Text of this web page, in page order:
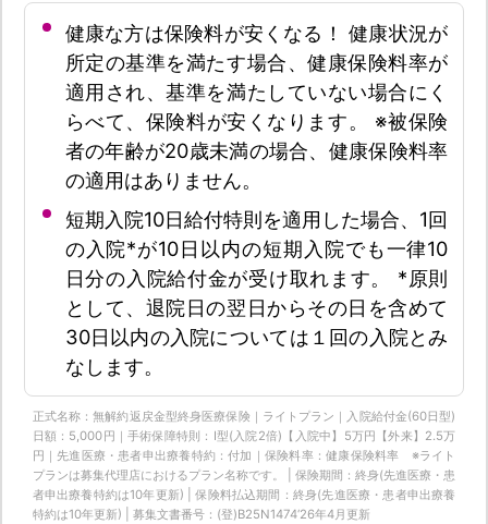
健康な方は保険料が安くなる！ 健康状況が
所定の基準を満たす場合、健康保険料率が
適用され、基準を満たしていない場合にく
らべて、保険料が安くなります。 ※被保険
者の年齢が20歳未満の場合、健康保険料率
の適用はありません。
短期入院10日給付特則を適用した場合、1回
の入院*が10日以内の短期入院でも一律10
日分の入院給付金が受け取れます。 *原則
として、退院日の翌日からその日を含めて
30日以内の入院については１回の入院とみ
なします。
正式名称：無解約返戻金型終身医療保険｜ライトプラン｜入院給付金(60日型)
日額：5,000円｜手術保障特則：Ⅰ型(入院2倍)【入院中】5万円【外来】2.5万
円｜先進医療・患者申出療養特約：付加｜保険料率：健康保険料率 ※ライト
プランは募集代理店におけるプラン名称です。 | 保険期間：終身(先進医療・患
者申出療養特約は10年更新) | 保険料払込期間：終身(先進医療・患者申出療養
特約は10年更新) | 募集文書番号：(登)B25N1474‘26年4月更新